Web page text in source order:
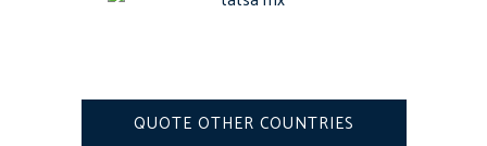
QUOTE OTHER COUNTRIES